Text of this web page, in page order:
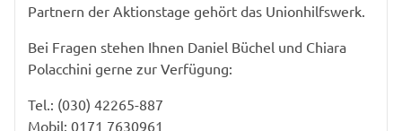
Partnern der Aktionstage gehört das Unionhilfswerk.
Bei Fragen stehen Ihnen Daniel Büchel und Chiara
Polacchini gerne zur Verfügung:
Tel.: (030) 42265-887
Mobil: 0171 7630961